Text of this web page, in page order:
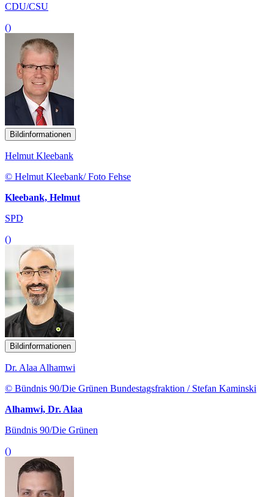
CDU/CSU
()
Bildinformationen
Helmut Kleebank
© Helmut Kleebank/ Foto Fehse
Kleebank, Helmut
SPD
()
Bildinformationen
Dr. Alaa Alhamwi
© Bündnis 90/Die Grünen Bundestagsfraktion / Stefan Kaminski
Alhamwi, Dr. Alaa
Bündnis 90/Die Grünen
()